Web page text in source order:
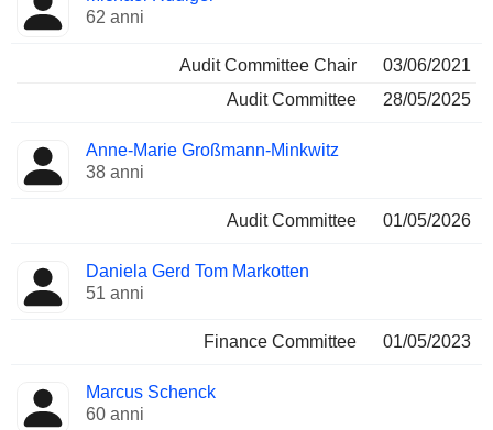
62 anni
Audit Committee Chair
03/06/2021
Audit Committee
28/05/2025
Anne-Marie Großmann-Minkwitz
38 anni
Audit Committee 01/05/2026
Daniela Gerd Tom Markotten
51 anni
Finance Committee 01/05/2023
Marcus Schenck
60 anni